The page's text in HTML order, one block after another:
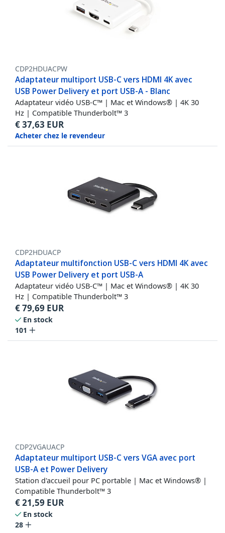
CDP2HDUACPW
Adaptateur multiport USB-C vers HDMI 4K avec
USB Power Delivery et port USB-A - Blanc
Adaptateur vidéo USB-C™ | Mac et Windows® | 4K 30
Hz | Compatible Thunderbolt™ 3
€37,63 EUR
Acheter chez le revendeur
CDP2HDUACP
Adaptateur multifonction USB-C vers HDMI 4K avec
USB Power Delivery et port USB-A
Adaptateur vidéo USB-C™ | Mac et Windows® | 4K 30
Hz | Compatible Thunderbolt™ 3
€79,69 EUR
En stock
101
CDP2VGAUACP
Adaptateur multiport USB-C vers VGA avec port
USB-A et Power Delivery
Station d'accueil pour PC portable | Mac et Windows® |
Compatible Thunderbolt™ 3
€21,59 EUR
En stock
28